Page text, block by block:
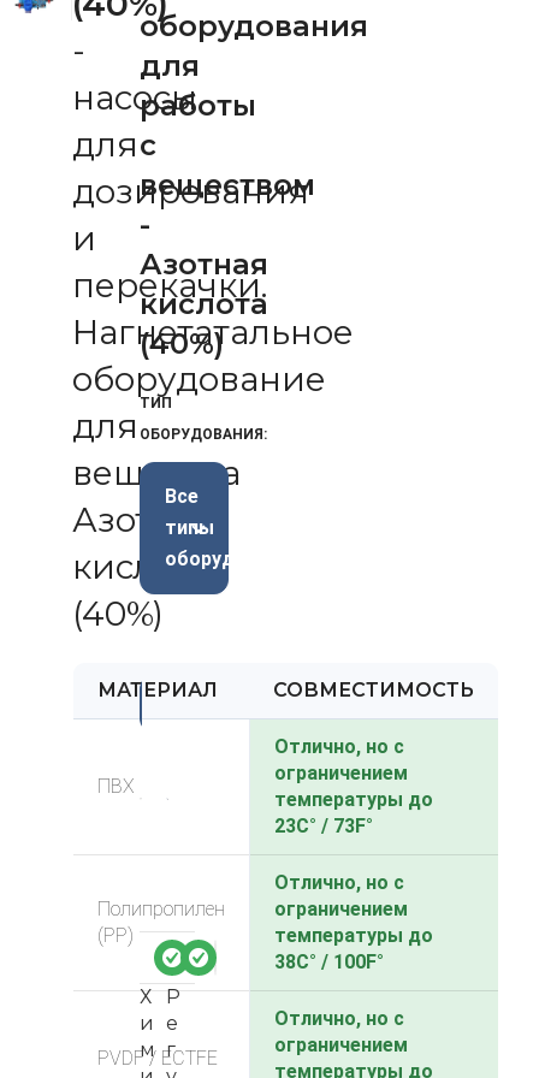
-
насосы
для
дозирования
и
перекачки.
Нагнетатальное
оборудование
для
вещества
Азотная
кислота
(40%)
МАТЕРИАЛ СОВМЕСТИМОСТЬ
ПВХ
Отлично, но с
ограничением
температуры до
23C° / 73F°
Полипропилен
(PP)
Отлично, но с
ограничением
температуры до
38C° / 100F°
PVDF / ECTFE
Отлично, но с
ограничением
температуры до
оборудования
для
работы
с
веществом
-
Азотная
кислота
(40%)
ТИП
ОБОРУДОВАНИЯ:
Все
типы
оборудования
-3
4%
Х
и
м
Р
е
г